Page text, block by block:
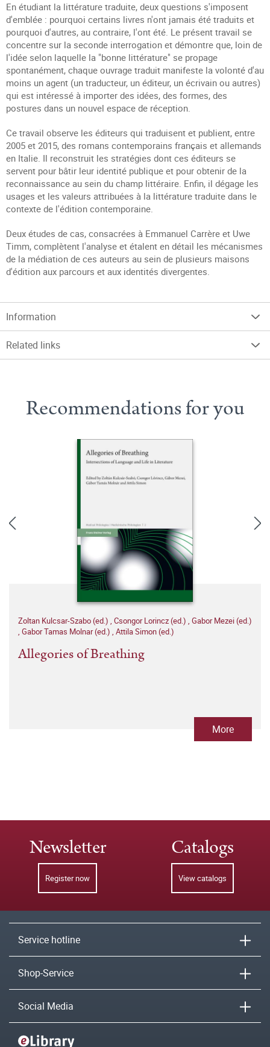
En étudiant la littérature traduite, deux questions s'imposent
d'emblée : pourquoi certains livres n'ont jamais été traduits et
pourquoi d'autres, au contraire, l'ont été. Le présent travail se
concentre sur la seconde interrogation et démontre que, loin de
l'idée selon laquelle la "bonne littérature" se propage
spontanément, chaque ouvrage traduit manifeste la volonté d'au
moins un agent (un traducteur, un éditeur, un écrivain ou autres)
qui est intéressé à importer des idées, des formes, des
postures dans un nouvel espace de réception.
Ce travail observe les éditeurs qui traduisent et publient, entre
2005 et 2015, des romans contemporains français et allemands
en Italie. Il reconstruit les stratégies dont ces éditeurs se
servent pour bâtir leur identité publique et pour obtenir de la
reconnaissance au sein du champ littéraire. Enfin, il dégage les
usages et les valeurs attribuées à la littérature traduite dans le
contexte de l'édition contemporaine.
Deux études de cas, consacrées à Emmanuel Carrère et Uwe
Timm, complètent l'analyse et étalent en détail les mécanismes
de la médiation de ces auteurs au sein de plusieurs maisons
d'édition aux parcours et aux identités divergentes.
Information
Related links
Recommendations for you
Zoltan Kulcsar-Szabo (ed.) , Csongor Lorincz (ed.) , Gabor Mezei (ed.)
, Gabor Tamas Molnar (ed.) , Attila Simon (ed.)
Allegories of Breathing
More
Newsletter
Register now
Catalogs
View catalogs
Service hotline
Shop-Service
Social Media